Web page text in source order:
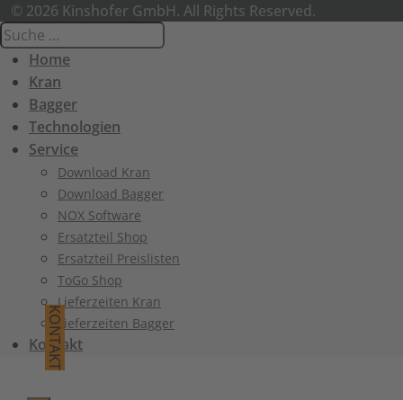
© 2026 Kinshofer GmbH. All Rights Reserved.
Home
Kran
Bagger
Technologien
Service
Download Kran
Download Bagger
NOX Software
Ersatzteil Shop
Ersatzteil Preislisten
ToGo Shop
Lieferzeiten Kran
Lieferzeiten Bagger
Kontakt
KONTAKT